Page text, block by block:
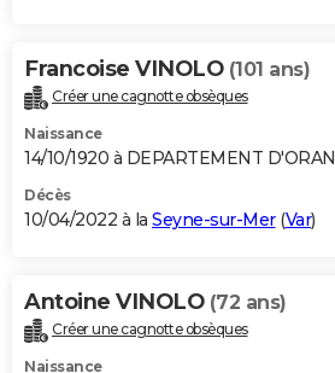
Francoise VINOLO (101 ans)
Créer une cagnotte obsèques
Naissance
14/10/1920 à DEPARTEMENT D'ORAN
Décès
10/04/2022 à la Seyne-sur-Mer(Var)
Antoine VINOLO (72 ans)
Créer une cagnotte obsèques
Naissance